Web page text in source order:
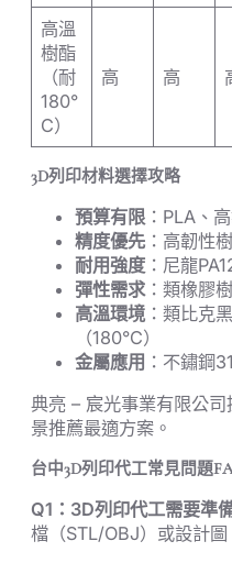
高溫
樹酯
（耐
180°
C）
高 高
3D列印材料選擇攻略
預算有限 ：PLA、
精度優先 ：高韌性
耐用強度 ：尼龍
彈性需求：類橡膠
高溫環境 ：類比克
（180°C）
金屬應用 ：不鏽鋼
典亮 – 宸光事業有限公
景推薦最適方案。
台中3D列印代工常見問題
Q1：3D列印代工需要準
檔（STL/OBJ）或設計圖